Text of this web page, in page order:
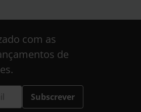
com as
de
Subscrever